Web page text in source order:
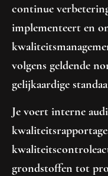
continue
implementeert en
volgens geldende
gelijkaardige
Je voert interne
grondstoffen tot